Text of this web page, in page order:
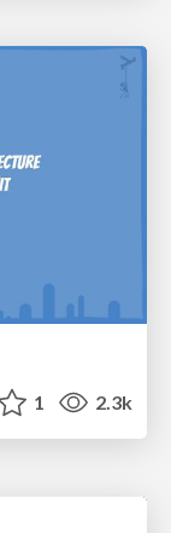
1 2.3k